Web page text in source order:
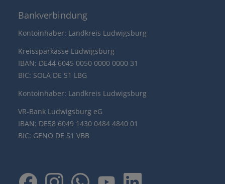
Bankverbindung
Kontoinhaber: Landkreis Ludwigsburg
Kreissparkasse Ludwigsburg
IBAN: DE44 6045 0050 0000 0000 31
BIC: SOLA DE S1 LBG
Kontoinhaber: Landkreis Ludwigsburg
VR-Bank Ludwigsburg eG
IBAN: DE58 6049 1430 0484 4840 01
BIC: GENO DE S1 VBB